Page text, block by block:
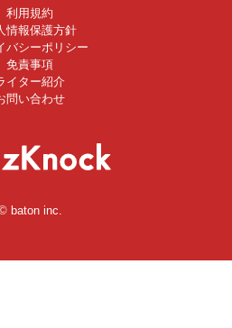
利用規約
情報保護方針
バシーポリシー
免責事項
イター紹介
問い合わせ
baton inc.